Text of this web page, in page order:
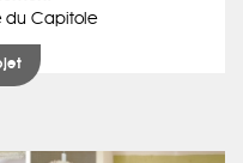
du Capitole